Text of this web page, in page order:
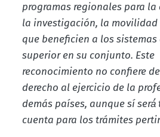
programas regionales para la
la investigación, la movilidad
que beneficien a los
superior en su conjunto. Este
reconocimiento no confiere
derecho al ejercicio de la
demás países, aunque sí será́
cuenta para los trámites